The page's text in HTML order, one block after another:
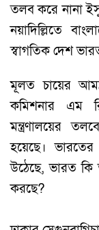
তলব করে নানা
নয়াদিল্লিতে
স্বাগতিক দেশ
মূলত চায়ের
কমিশনার এম
মন্ত্রণালয়ের
হয়েছে।
উঠেছে, ভারত কি
করছে?